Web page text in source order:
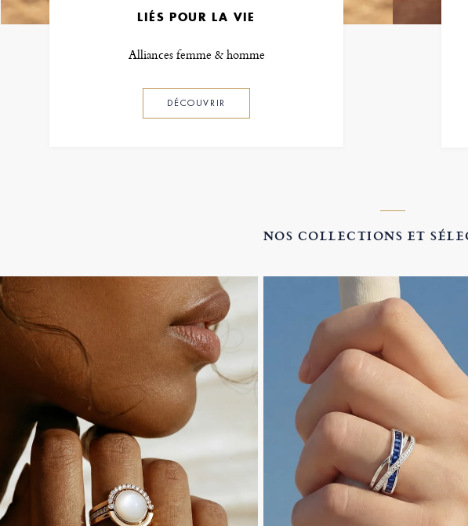
LIÉS POUR LA VIE
Alliances femme & homme
DÉCOUVRIR
NOS COLLECTIONS ET